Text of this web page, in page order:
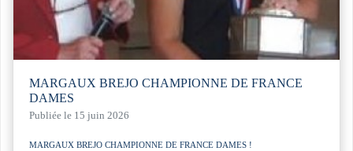
MARGAUX BREJO CHAMPIONNE DE FRANCE
DAMES
Publiée le 15 juin 2026
MARGAUX BREJO CHAMPIONNE DE FRANCE DAMES !